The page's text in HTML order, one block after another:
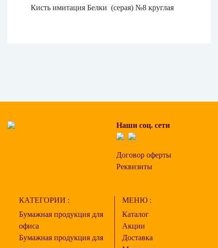
Кисть имитация Белки (серая) №8 круглая
Наши соц. сети
Договор оферты
Реквизиты
КАТЕГОРИИ :
Бумажная продукция для
офиса
Бумажная продукция для
МЕНЮ :
Каталог
Акции
Доставка